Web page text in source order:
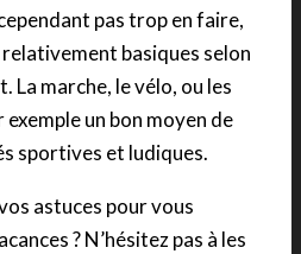
pas trop en faire,
basiques selon
La marche, le vélo, ou les
un bon moyen de
sportives et ludiques.
astuces pour vous
? N’hésitez pas à les